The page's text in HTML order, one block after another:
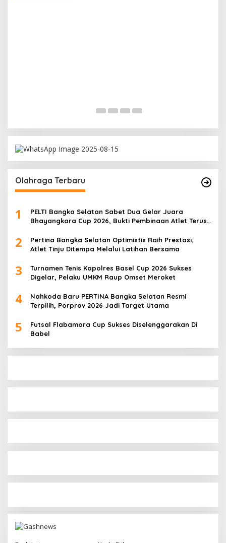
Olahraga Terbaru
1
PELTI Bangka Selatan Sabet Dua Gelar Juara
Bhayangkara Cup 2026, Bukti Pembinaan Atlet Terus
2
Pertina Bangka Selatan Optimistis Raih Prestasi,
Atlet Tinju Ditempa Melalui Latihan Bersama
3
Turnamen Tenis Kapolres Basel Cup 2026 Sukses
Digelar, Pelaku UMKM Raup Omset Meroket
4
Nahkoda Baru PERTINA Bangka Selatan Resmi
Terpilih, Porprov 2026 Jadi Target Utama
5
Futsal Flabamora Cup Sukses Diselenggarakan Di
Babel